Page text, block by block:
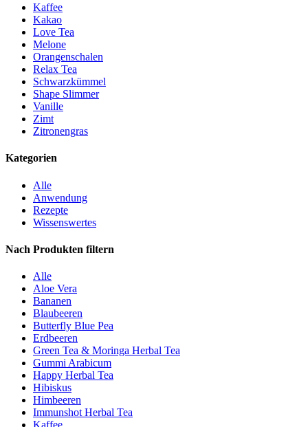
Kaffee
Kakao
Love Tea
Melone
Orangenschalen
Relax Tea
Schwarzkümmel
Shape Slimmer
Vanille
Zimt
Zitronengras
Kategorien
Alle
Anwendung
Rezepte
Wissenswertes
Nach Produkten filtern
Alle
Aloe Vera
Bananen
Blaubeeren
Butterfly Blue Pea
Erdbeeren
Green Tea & Moringa Herbal Tea
Gummi Arabicum
Happy Herbal Tea
Hibiskus
Himbeeren
Immunshot Herbal Tea